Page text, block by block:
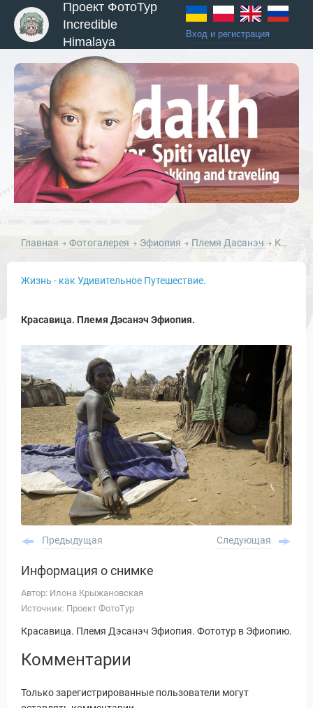
и Туры
Проект ФотоТур
Incredible
Himalaya
Вход и регистрация
Главная Фотогалерея Эфиопия Племя Дасанэч Красавица. Племя Дэсанэч Эфиопия.
Жизнь - как Удивительное Путешествие.
Красавица. Племя Дэсанэч Эфиопия.
Предыдущая Следующая
Информация о снимке
Автор: Илона Крыжановская
Источник: Проект ФотоТур
Красавица. Племя Дэсанэч Эфиопия. Фототур в Эфиопию.
Комментарии
Только зарегистрированные пользователи могут